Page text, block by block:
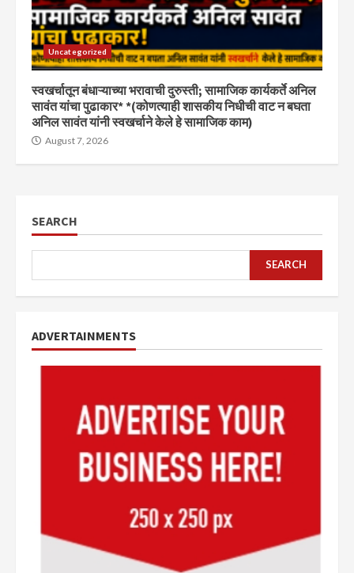
Uncategorized
स्वखर्चातून बंधाऱ्याच्या भरावाची दुरुस्ती; सामाजिक कार्यकर्ते अनिल
सावंत यांचा पुढाकार* *(कोणत्याही शासकीय निधीची वाट न बघता
अनिल सावंत यांनी स्वखर्चाने केले हे सामाजिक काम)
August 7, 2026
SEARCH
SEARCH
ADVERTAINMENTS